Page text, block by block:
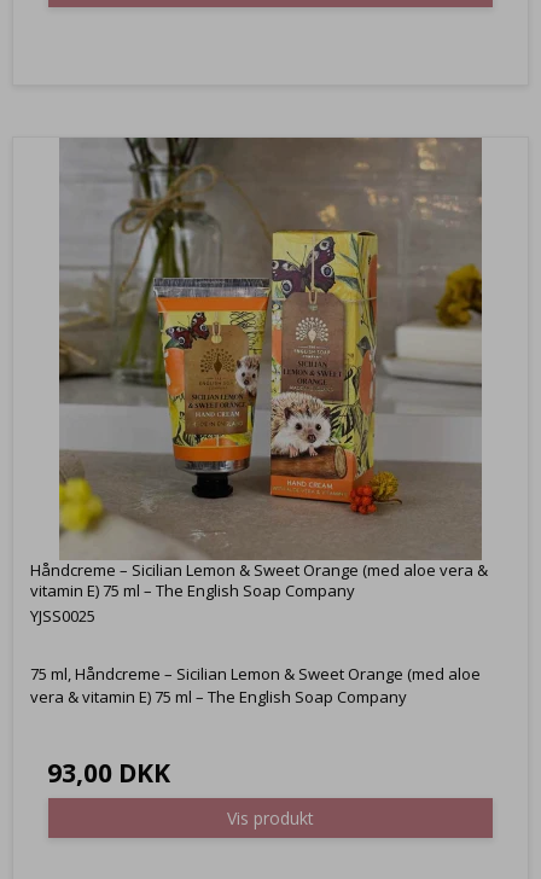
Håndcreme – Sicilian Lemon & Sweet Orange (med aloe vera &
vitamin E) 75 ml – The English Soap Company
YJSS0025
75 ml, Håndcreme – Sicilian Lemon & Sweet Orange (med aloe
vera & vitamin E) 75 ml – The English Soap Company
93,00 DKK
Vis produkt